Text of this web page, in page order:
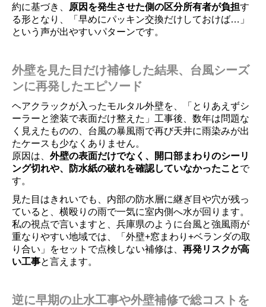
約に基づき、
原因を発生させた側の区分所有者が負担す
る形となり、「早めにパッキン交換だけしておけば…」
という声が出やすいパターンです。
外壁を見た目だけ補修した結果、台風シーズ
ンに再発したエピソード
ヘアクラックが入ったモルタル外壁を、「とりあえずシ
ーラーと塗装で表面だけ整えた」工事後、数年は問題な
く見えたものの、台風の暴風雨で再び天井に雨染みが出
たケースも少なくありません。
原因は、 外壁の表面だけでなく、開口部まわりのシーリ
ング切れや、防水紙の破れを確認していなかったことで
す。
見た目はきれいでも、内部の防水層に継ぎ目や穴が残っ
ていると、横殴りの雨で一気に室内側へ水が回ります。
私の視点で言いますと、兵庫県のように台風と強風雨が
重なりやすい地域では、「外壁+窓まわり+ベランダの取
り合い」をセットで点検しない補修は、 再発リスクが高
い工事と言えます。
逆に早期の止水工事や外壁補修で総コストを